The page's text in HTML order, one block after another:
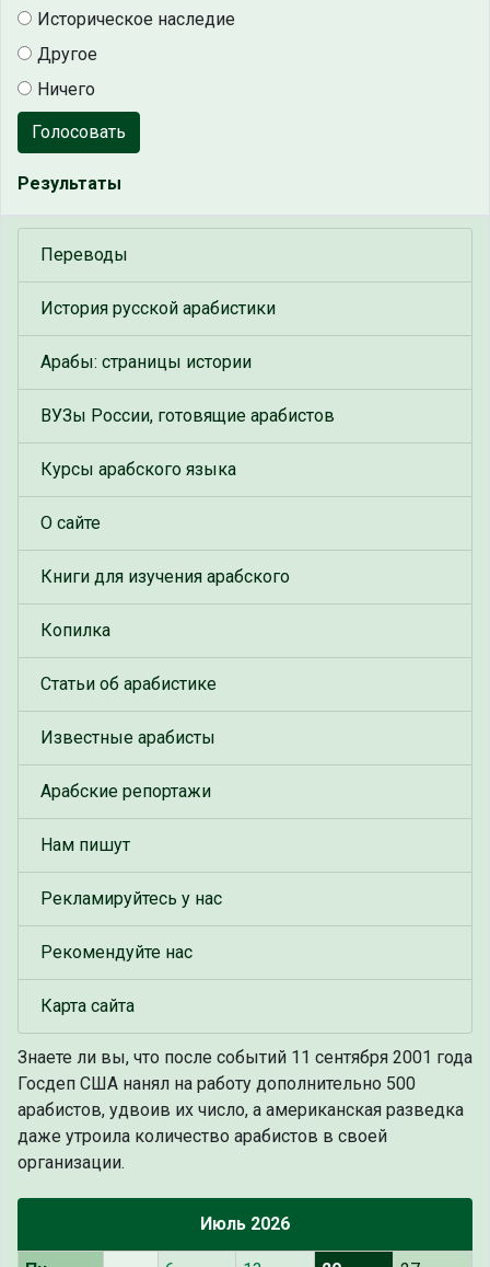
Историческое наследие
Другое
Ничего
Голосовать
Результаты
Переводы
История русской арабистики
Арабы: страницы истории
ВУЗы России, готовящие арабистов
Курсы арабского языка
О сайте
Книги для изучения арабского
Копилка
Статьи об арабистике
Известные арабисты
Арабские репортажи
Нам пишут
Рекламируйтесь у нас
Рекомендуйте нас
Карта сайта
Знаете ли вы, что после событий 11 сентября 2001 года
Госдеп США нанял на работу дополнительно 500
арабистов, удвоив их число, а американская разведка
даже утроила количество арабистов в своей
организации.
Июль 2026